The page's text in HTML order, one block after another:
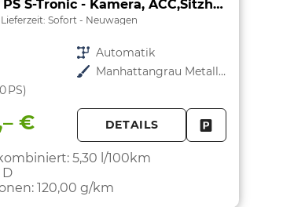
35 TFSI 150 PS S-Tronic - Kamera, ACC,Sitzheizung-4 Jahre Garantie-Sofort
Sofort Neuwagen
Getriebe Automatik
Außenfarbe
Manhattangrau Metallic
PS)
€ DETAILS
5,30 l/100km
D
120,00 g/km